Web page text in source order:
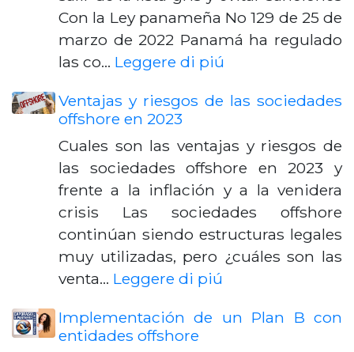
Con la Ley panameña No 129 de 25 de
marzo de 2022 Panamá ha regulado
las co… Leggere di piú
Ventajas y riesgos de las sociedades
offshore en 2023
Cuales son las ventajas y riesgos de
las sociedades offshore en 2023 y
frente a la inflación y a la venidera
crisis Las sociedades offshore
continúan siendo estructuras legales
muy utilizadas, pero ¿cuáles son las
venta… Leggere di piú
Implementación de un Plan B con
entidades offshore